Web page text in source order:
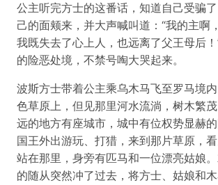
公主听完方士的这番话，知道自己受骗
己的面颊来，并大声喊叫道：“我的主啊
我既失去了心上人，也远离了父王母后
的险恶处境，不禁号啕大哭起来。
波斯方士带着公主乘乌木马飞至罗马境
色草原上，但见那里河水流淌，树木繁
远的地方有座城市，城中有位权势显赫
国王外出游玩、打猎，来到那片草原，
站在那里，身旁有匹马和一位漂亮姑娘
的随从突然冲了过去，将方士、姑娘和